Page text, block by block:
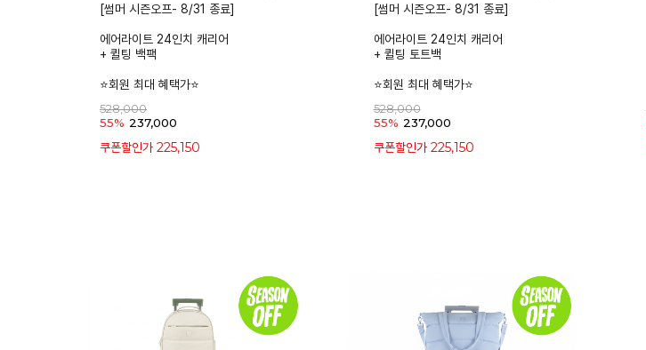
[썸머 시즌오프- 8/31 종료]
에어라이트 24인치 캐리어
+ 퀼팅 백팩
⭐회원 최대 혜택가⭐
528,000
55% 237,000
쿠폰할인가 225,150
[썸머 시즌오프- 8/31 종료]
에어라이트 24인치 캐리어
+ 퀼팅 토트백
⭐회원 최대 혜택가⭐
528,000
55% 237,000
쿠폰할인가 225,150